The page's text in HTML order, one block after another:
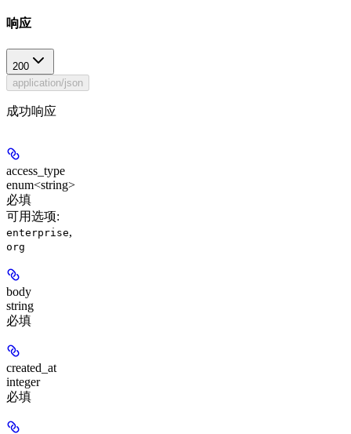
响应
200
application/json
成功响应
access_type
enum<string>
必填
可用选项:
enterprise,
org
body
string
必填
created_at
integer
必填